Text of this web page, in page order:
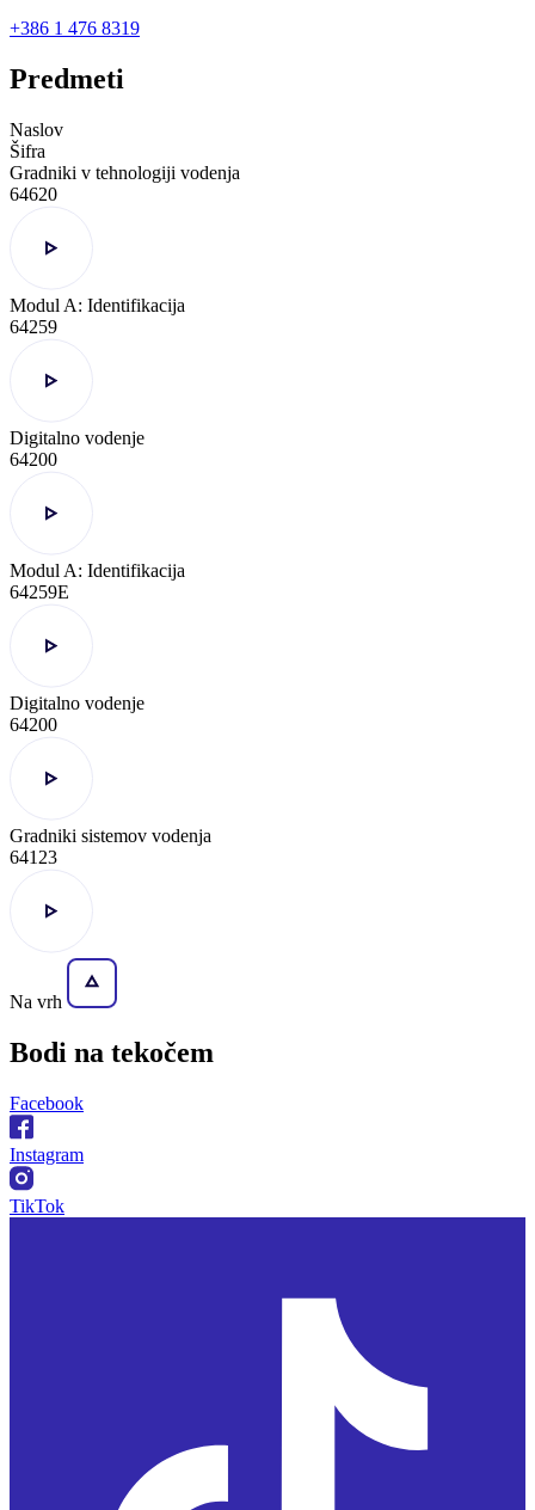
+386 1 476 8319
Predmeti
Naslov
Šifra
Gradniki v tehnologiji vodenja
64620
Modul A: Identifikacija
64259
Digitalno vodenje
64200
Modul A: Identifikacija
64259E
Digitalno vodenje
64200
Gradniki sistemov vodenja
64123
Na vrh
Bodi na tekočem
Facebook
Instagram
TikTok